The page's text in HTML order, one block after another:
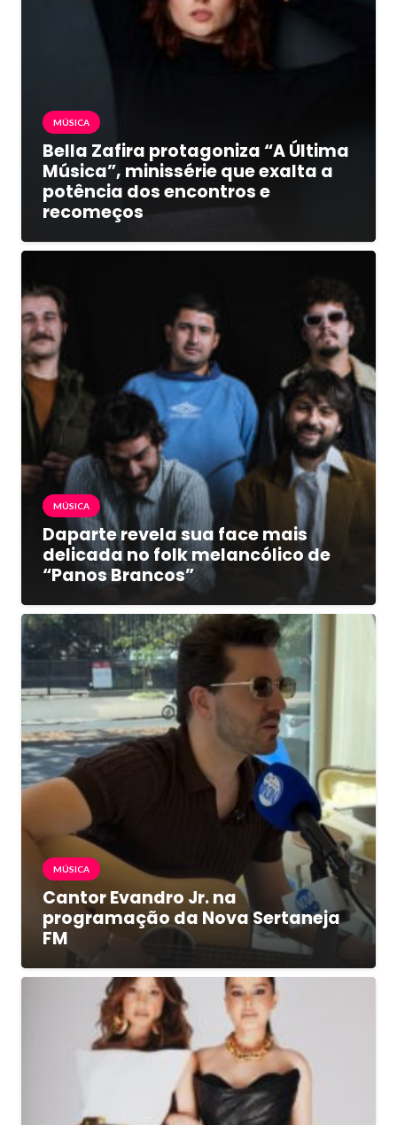
MÚSICA
Bella Zafira protagoniza “A Última
Música”, minissérie que exalta a
potência dos encontros e
recomeços
MÚSICA
Daparte revela sua face mais
delicada no folk melancólico de
“Panos Brancos”
MÚSICA
Cantor Evandro Jr. na
programação da Nova Sertaneja
FM